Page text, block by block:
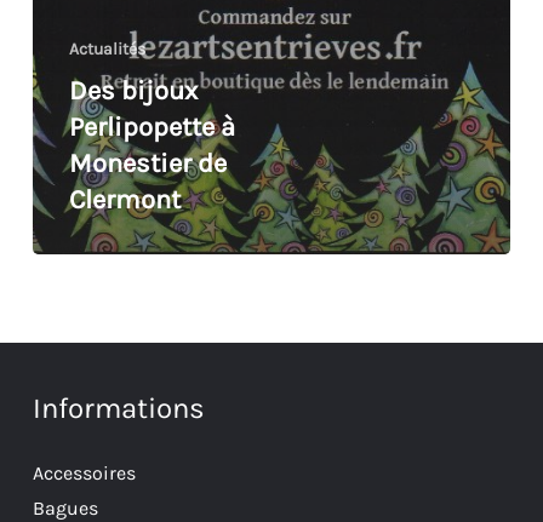
Actualités
Des bijoux
Perlipopette à
Monestier de
Clermont
Informations
Accessoires
Bagues